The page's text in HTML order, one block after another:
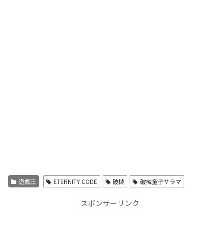
遊戯王 ETERNITY CODE 破械 破械童子サラマ
スポンサーリンク